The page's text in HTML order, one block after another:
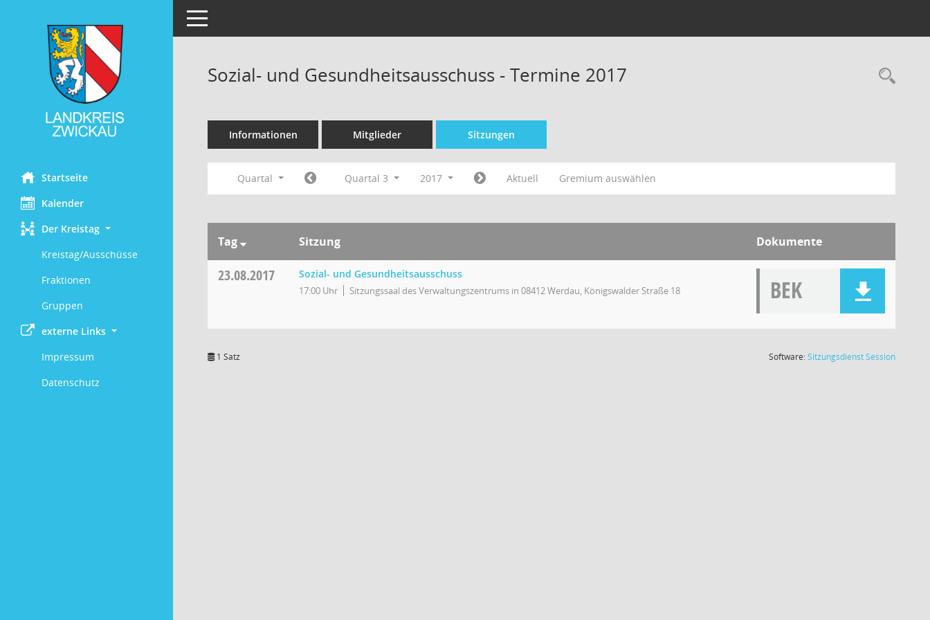
Startseite
Kalender
Der Kreistag
Kreistag/Ausschüsse
Fraktionen
Gruppen
externe Links
Impressum
Datenschutz
Toggle navigation
Sozial- und Gesundheitsausschuss - Termine 2017
Informationen Mitglieder Sitzungen
Quartal Quartal 3 2017 Aktuell Gremium auswählen
Tag Sitzung Dokumente
23.08.2017 Sozial- und Gesundheitsausschuss
17:00 Uhr Sitzungssaal des Verwaltungszentrums in 08412 Werdau, Königswalder Straße 18 BEK
1 Satz Software:SitzungsdienstSession(Wird in